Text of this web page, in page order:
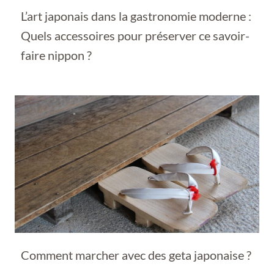
L’art japonais dans la gastronomie moderne :
Quels accessoires pour préserver ce savoir-
faire nippon ?
Comment marcher avec des geta japonaise ?